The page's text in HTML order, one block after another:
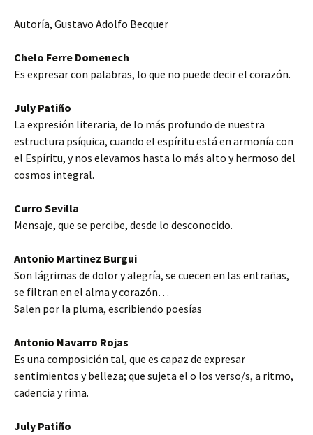
Autoría, Gustavo Adolfo Becquer
Chelo Ferre Domenech
Es expresar con palabras, lo que no puede decir el corazón.
July Patiño
La expresión literaria, de lo más profundo de nuestra
estructura psíquica, cuando el espíritu está en armonía con
el Espíritu, y nos elevamos hasta lo más alto y hermoso del
cosmos integral.
Curro Sevilla
Mensaje, que se percibe, desde lo desconocido.
Antonio Martinez Burgui
Son lágrimas de dolor y alegría, se cuecen en las entrañas,
se filtran en el alma y corazón…
Salen por la pluma, escribiendo poesías
Antonio Navarro Rojas
Es una composición tal, que es capaz de expresar
sentimientos y belleza; que sujeta el o los verso/s, a ritmo,
cadencia y rima.
July Patiño